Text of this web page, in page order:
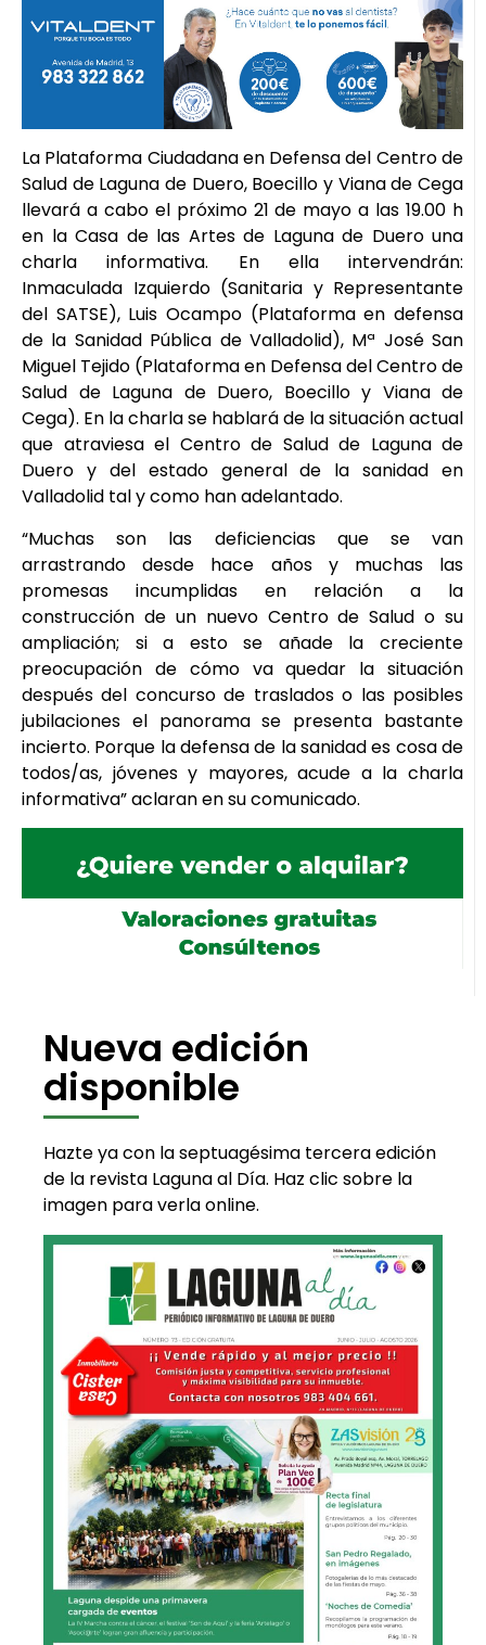
La Plataforma Ciudadana en Defensa del Centro de
Salud de Laguna de Duero, Boecillo y Viana de Cega
llevará a cabo el próximo 21 de mayo a las 19.00 h
en la Casa de las Artes de Laguna de Duero una
charla informativa. En ella intervendrán:
Inmaculada Izquierdo (Sanitaria y Representante
del SATSE), Luis Ocampo (Plataforma en defensa
de la Sanidad Pública de Valladolid), Mª José San
Miguel Tejido (Plataforma en Defensa del Centro de
Salud de Laguna de Duero, Boecillo y Viana de
Cega). En la charla se hablará de la situación actual
que atraviesa el Centro de Salud de Laguna de
Duero y del estado general de la sanidad en
Valladolid tal y como han adelantado.
“Muchas son las deficiencias que se van
arrastrando desde hace años y muchas las
promesas incumplidas en relación a la
construcción de un nuevo Centro de Salud o su
ampliación; si a esto se añade la creciente
preocupación de cómo va quedar la situación
después del concurso de traslados o las posibles
jubilaciones el panorama se presenta bastante
incierto. Porque la defensa de la sanidad es cosa de
todos/as, jóvenes y mayores, acude a la charla
informativa” aclaran en su comunicado.
Nueva edición
disponible
Hazte ya con la septuagésima tercera edición
de la revista Laguna al Día. Haz clic sobre la
imagen para verla online.